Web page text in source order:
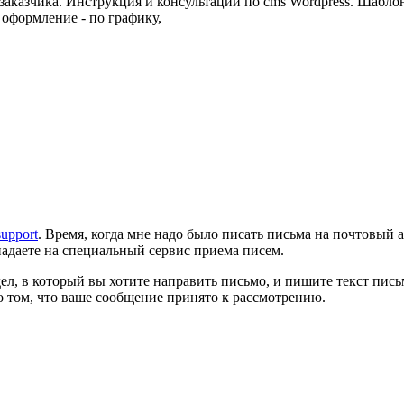
- по графику,
. Время, когда мне надо было писать письма на почтовый
на специальный сервис приема писем.
в который вы хотите направить письмо, и пишите текст
что ваше сообщение принято к рассмотрению.